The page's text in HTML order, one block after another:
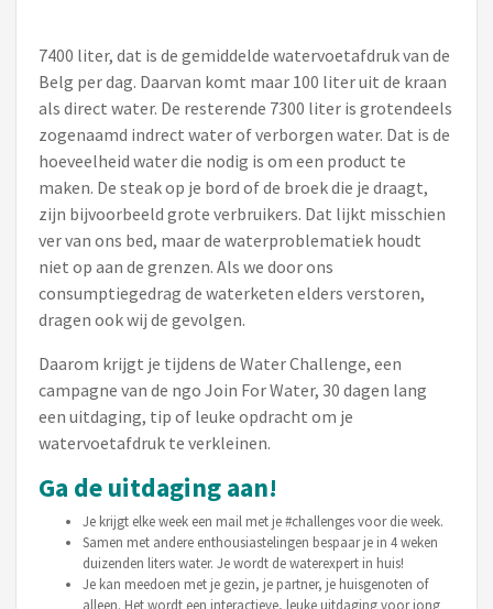
7400 liter, dat is de gemiddelde watervoetafdruk van de
Belg per dag. Daarvan komt maar 100 liter uit de kraan
als direct water. De resterende 7300 liter is grotendeels
zogenaamd indrect water of verborgen water. Dat is de
hoeveelheid water die nodig is om een product te
maken. De steak op je bord of de broek die je draagt,
zijn bijvoorbeeld grote verbruikers. Dat lijkt misschien
ver van ons bed, maar de waterproblematiek houdt
niet op aan de grenzen. Als we door ons
consumptiegedrag de waterketen elders verstoren,
dragen ook wij de gevolgen.
Daarom krijgt je tijdens de Water Challenge, een
campagne van de ngo Join For Water, 30 dagen lang
een uitdaging, tip of leuke opdracht om je
watervoetafdruk te verkleinen.
Ga de uitdaging aan!
Je krijgt elke week een mail met je #challenges voor die week.
Samen met andere enthousiastelingen bespaar je in 4 weken
duizenden liters water. Je wordt de waterexpert in huis!
Je kan meedoen met je gezin, je partner, je huisgenoten of
alleen. Het wordt een interactieve, leuke uitdaging voor jong